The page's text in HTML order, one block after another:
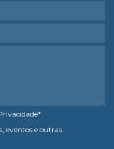
*
eventos e outras